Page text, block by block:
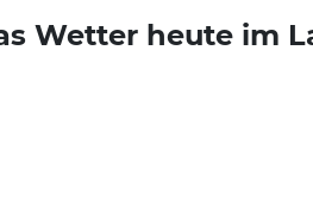
Wetter heute im